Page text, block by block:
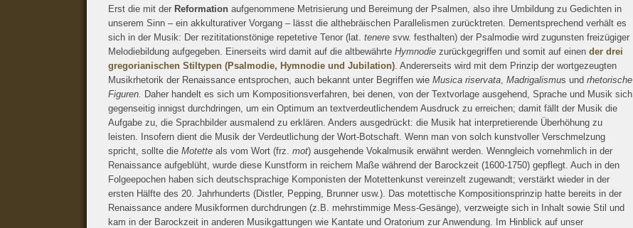
Erst die mit der Reformation aufgenommene Metrisierung und Bereimung der Psalmen, also ihre Umbildung zu Gedichten in
unserem Sinn – ein akkulturativer Vorgang – lässt die althebräischen Parallelismen zurücktreten. Dementsprechend verhält es
sich in der Musik: Der rezititationstönige repetetive Tenor (lat. tenere svw. festhalten) der Psalmodie wird zugunsten freizügiger
Melodiebildung aufgegeben. Einerseits wird damit auf die altbewährte Hymnodie zurückgegriffen und somit auf einen der drei
gregorianischen Stiltypen (Psalmodie, Hymnodie und Jubilation). Andererseits wird mit dem Prinzip der wortgezeugten
Musikrhetorik der Renaissance entsprochen, auch bekannt unter Begriffen wie Musica riservata, Madrigalismus und rhetorische
Figuren. Daher handelt es sich um Kompositionsverfahren, bei denen, von der Textvorlage ausgehend, Sprache und Musik sich
gegenseitig innigst durchdringen, um ein Optimum an textverdeutlichendem Ausdruck zu erreichen; damit fällt der Musik die
Aufgabe zu, die Sprachbilder ausmalend zu erklären. Anders ausgedrückt: die Musik hat interpretierende Überhöhung zu
leisten. Insofern dient die Musik der Verdeutlichung der Wort-Botschaft. Wenn man von solch kunstvoller Verschmelzung
spricht, sollte die Motette als vom Wort (frz. mot) ausgehende Vokalmusik erwähnt werden. Wenngleich vornehmlich in der
Renaissance aufgeblüht, wurde diese Kunstform in reichem Maße während der Barockzeit (1600-1750) gepflegt. Auch in den
Folgeepochen haben sich deutschsprachige Komponisten der Motettenkunst vereinzelt zugewandt; verstärkt wieder in der
ersten Hälfte des 20. Jahrhunderts (Distler, Pepping, Brunner usw.). Das motettische Kompositionsprinzip hatte bereits in der
Renaissance andere Musikformen durchdrungen (z.B. mehrstimmige Mess-Gesänge), verzweigte sich in Inhalt sowie Stil und
kam in der Barockzeit in anderen Musikgattungen wie Kantate und Oratorium zur Anwendung. Im Hinblick auf unser